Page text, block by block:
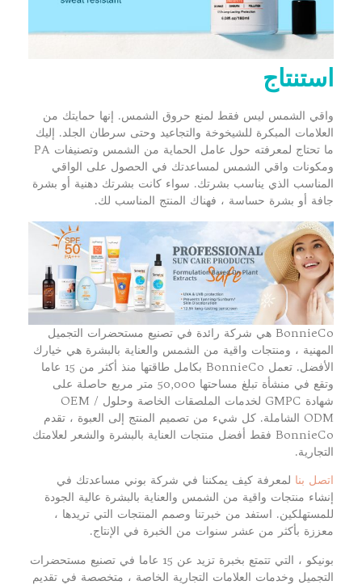
استنتاج
واقي الشمس ليس فقط لمنع حروق الشمس. إنها حمايتك من
العلامات المبكرة للشيخوخة والتجاعيد وحتى سرطان الجلد. إليك
ما تحتاج لمعرفته حول عامل الحماية من الشمس وتصنيفات PA
ومكونات واقي الشمس لمساعدتك في الحصول على الواقي
المناسب الذي يناسب بشرتك. سواء كانت بشرتك دهنية أو بشرة
جافة أو بشرة حساسة ، فهناك المنتج المناسب لك.
BonnieCo هي شركة رائدة في تصنيع مستحضرات التجميل
المهنية ، ومنتجات واقية من الشمس والعناية بالبشرة هي خيارك
الأفضل. تعمل BonnieCo بكامل طاقتها منذ أكثر من 15 عاما
وتقع في منشأة تبلغ مساحتها 50,000 متر مربع حاصلة على
شهادة GMPC لخدمات الملصقات الخاصة وحلول OEM /
ODM الشاملة. كل شيء من تصميم المنتج إلى العبوة ، تقدم
BonnieCo فقط أفضل منتجات العناية بالبشرة والشعر لعلامتك
التجارية.
اتصل بنا لمعرفة كيف يمكننا في شركة بوني مساعدتك في
إنشاء منتجات واقية من الشمس والعناية بالبشرة عالية الجودة
للمستهلكين. استفد من خبرتنا وصمم المنتجات التي تريدها ،
معززة بأكثر من عشر سنوات من الخبرة في الإنتاج.
بونيكو ، التي تتمتع بخبرة تزيد عن 15 عاما في تصنيع مستحضرات
التجميل وخدمات العلامات التجارية الخاصة ، متخصصة في تقديم